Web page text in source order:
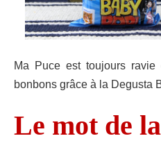
Ma Puce est toujours
bonbons grâce à la Degusta
Le mot de